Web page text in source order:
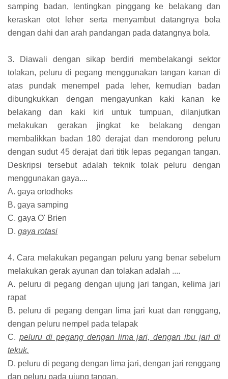
samping badan, lentingkan pinggang ke belakang dan
keraskan otot leher serta menyambut datangnya bola
dengan dahi dan arah pandangan pada datangnya bola.
3. Diawali dengan sikap berdiri membelakangi sektor
tolakan, peluru di pegang menggunakan tangan kanan di
atas pundak menempel pada leher, kemudian badan
dibungkukkan dengan mengayunkan kaki kanan ke
belakang dan kaki kiri untuk tumpuan, dilanjutkan
melakukan gerakan jingkat ke belakang dengan
membalikkan badan 180 derajat dan mendorong peluru
dengan sudut 45 derajat dari titik lepas pegangan tangan.
Deskripsi tersebut adalah teknik tolak peluru dengan
menggunakan gaya....
A. gaya ortodhoks
B. gaya samping
C. gaya O' Brien
D. gaya rotasi
4. Cara melakukan pegangan peluru yang benar sebelum
melakukan gerak ayunan dan tolakan adalah ....
A. peluru di pegang dengan ujung jari tangan, kelima jari
rapat
B. peluru di pegang dengan lima jari kuat dan renggang,
dengan peluru nempel pada telapak
C. peluru di pegang dengan lima jari, dengan ibu jari di
tekuk.
D. peluru di pegang dengan lima jari, dengan jari renggang
dan peluru pada ujung tangan.